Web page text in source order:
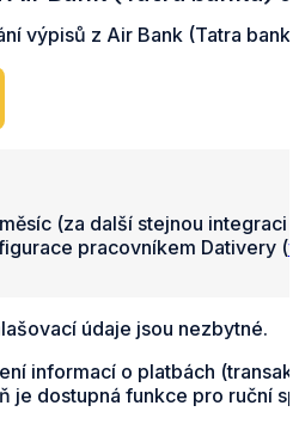
výpisů z Air Bank (Tatra
(za další stejnou integraci
pracovníkem Dativery (
údaje jsou nezbytné.
informací o platbách
je dostupná funkce pro ruční